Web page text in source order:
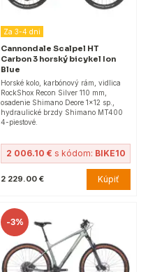
Za 3-4 dni
Cannondale Scalpel HT
Carbon 3 horský bicykel Ion
Blue
Horské kolo, karbónový rám, vidlica
RockShox Recon Silver 110 mm,
osadenie Shimano Deore 1x12 sp.,
hydraulické brzdy Shimano MT400
4-piestové.
2 006.10 € s kódom: BIKE10
2 229.00 € Kúpiť
-3%